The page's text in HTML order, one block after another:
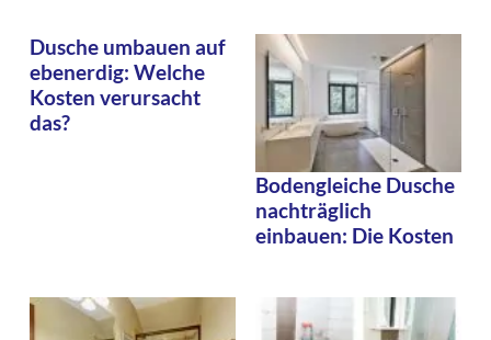
Dusche umbauen auf
ebenerdig: Welche
Kosten verursacht
das?
Bodengleiche Dusche
nachträglich
einbauen: Die Kosten